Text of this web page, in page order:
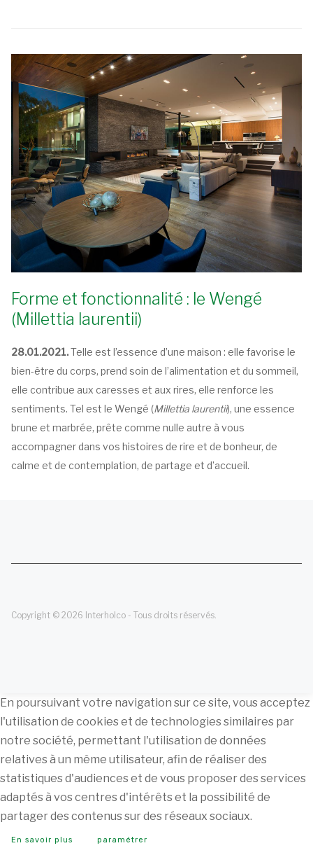
Forme et fonctionnalité : le Wengé
(Millettia laurentii)
28.01.2021.Telle est l’essence d’une maison : elle favorise le
bien-être du corps, prend soin de l’alimentation et du sommeil,
elle contribue aux caresses et aux rires, elle renforce les
sentiments. Tel est le Wengé (Millettia laurentii), une essence
brune et marbrée, prête comme nulle autre à vous
accompagner dans vos histoires de rire et de bonheur, de
calme et de contemplation, de partage et d’accueil.
Copyright © 2026 Interholco - Tous droits réservés.
En poursuivant votre navigation sur ce site, vous acceptez
l'utilisation de cookies et de technologies similaires par
notre société, permettant l'utilisation de données
relatives à un même utilisateur, afin de réaliser des
statistiques d'audiences et de vous proposer des services
adaptés à vos centres d'intérêts et la possibilité de
partager des contenus sur des réseaux sociaux.
En savoir plus paramétrer